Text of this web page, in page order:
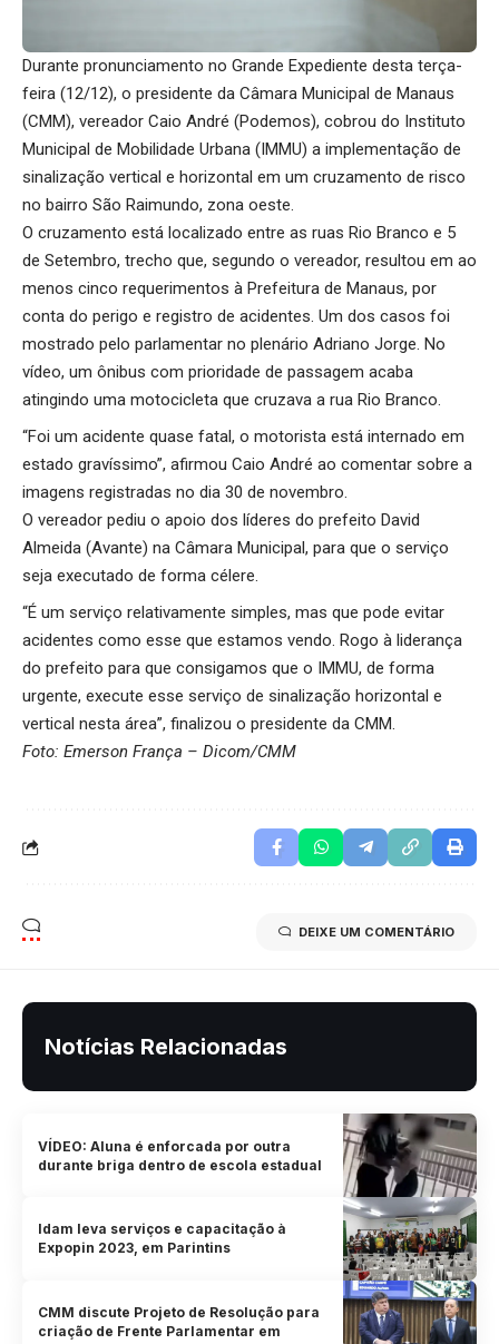
Durante pronunciamento no Grande Expediente desta terça-
feira (12/12), o presidente da Câmara Municipal de Manaus
(CMM), vereador Caio André (Podemos), cobrou do Instituto
Municipal de Mobilidade Urbana (IMMU) a implementação de
sinalização vertical e horizontal em um cruzamento de risco
no bairro São Raimundo, zona oeste.
O cruzamento está localizado entre as ruas Rio Branco e 5
de Setembro, trecho que, segundo o vereador, resultou em ao
menos cinco requerimentos à Prefeitura de Manaus, por
conta do perigo e registro de acidentes. Um dos casos foi
mostrado pelo parlamentar no plenário Adriano Jorge. No
vídeo, um ônibus com prioridade de passagem acaba
atingindo uma motocicleta que cruzava a rua Rio Branco.
“Foi um acidente quase fatal, o motorista está internado em
estado gravíssimo”, afirmou Caio André ao comentar sobre a
imagens registradas no dia 30 de novembro.
O vereador pediu o apoio dos líderes do prefeito David
Almeida (Avante) na Câmara Municipal, para que o serviço
seja executado de forma célere.
“É um serviço relativamente simples, mas que pode evitar
acidentes como esse que estamos vendo. Rogo à liderança
do prefeito para que consigamos que o IMMU, de forma
urgente, execute esse serviço de sinalização horizontal e
vertical nesta área”, finalizou o presidente da CMM.
Foto: Emerson França – Dicom/CMM
DEIXE UM COMENTÁRIO
Notícias Relacionadas
VÍDEO: Aluna é enforcada por outra
durante briga dentro de escola estadual
Idam leva serviços e capacitação à
Expopin 2023, em Parintins
CMM discute Projeto de Resolução para
criação de Frente Parlamentar em